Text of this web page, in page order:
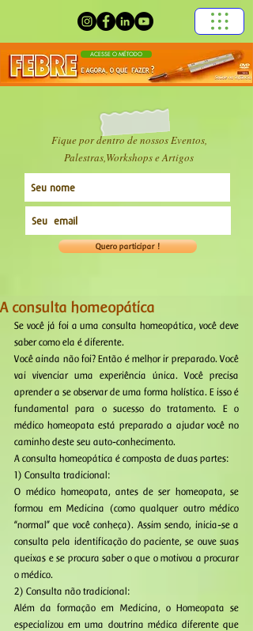
ACESSE O MÉTODO
Fique por dentro de nossos Eventos,
Palestras,Workshops e Artigos
Quero participar !
A consulta homeopática
Se você já foi a uma consulta homeopática, você deve
saber como ela é diferente.
Você ainda não foi? Então é melhor ir preparado. Você
vai vivenciar uma experiência única. Você precisa
aprender a se observar de uma forma holística. E isso é
fundamental para o sucesso do tratamento. E o
médico homeopata está preparado a ajudar você no
caminho deste seu auto-conhecimento.
A consulta homeopática é composta de duas partes:
1) Consulta tradicional:
O médico homeopata, antes de ser homeopata, se
formou em Medicina (como qualquer outro médico
“normal” que você conheça). Assim sendo, inicia-se a
consulta pela identificação do paciente, se ouve suas
queixas e se procura saber o que o motivou a procurar
o médico.
2) Consulta não tradicional:
Além da formação em Medicina, o Homeopata se
especializou em uma doutrina médica diferente que